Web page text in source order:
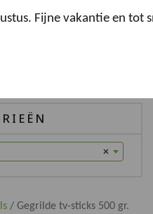
Fijne vakantie en tot
0
×
/ Gegrilde tv-sticks 500 gr.